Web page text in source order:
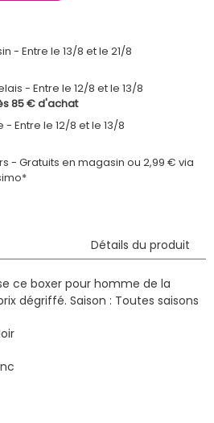
Entre le 13/8 et le 21/8
Entre le 12/8 et le 13/8
85 € d'achat
Entre le 12/8 et le 13/8
- Gratuits en magasin ou 2,99 € via
Détails du produit
ce boxer pour homme de la
dégriffé. Saison : Toutes saisons